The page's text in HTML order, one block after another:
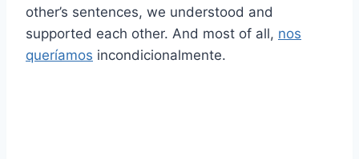
other’s sentences, we understood and
supported each other. And most of all, nos
queríamos incondicionalmente.